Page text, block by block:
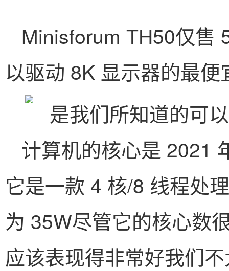
Minisforum TH50仅售
以驱动 8K 显示器的最
计算机的核心是 2021
它是一款 4 核/8 线程处
为 35W尽管它的核心数
应该表现得非常好我们